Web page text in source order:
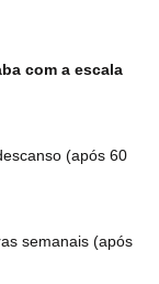
com a escala
(após 60
semanais (após